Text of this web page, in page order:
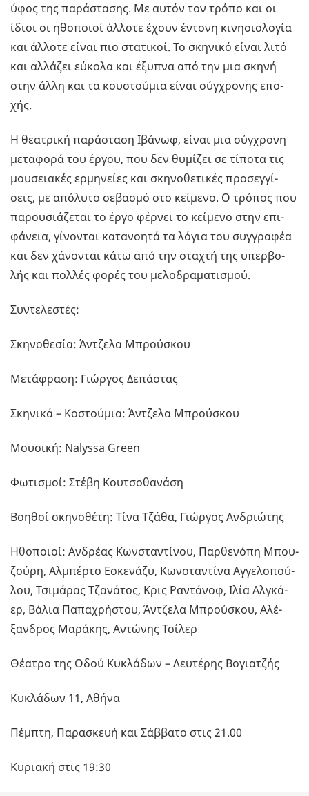
ύφος της πα­ρά­στα­σης. Με αυτόν τον τρόπο και οι
ίδιοι οι ηθο­ποιοί άλ­λο­τε έχουν έντο­νη κι­νη­σιο­λο­γία
και άλ­λο­τε είναι πιο στα­τι­κοί. Το σκη­νι­κό είναι λιτό
και αλ­λά­ζει εύ­κο­λα και έξυ­πνα από την μια σκηνή
στην άλλη και τα κου­στού­μια είναι σύγ­χρο­νης επο­
χής.
Η θε­α­τρι­κή πα­ρά­στα­ση Ιβά­νωφ, είναι μια σύγ­χρο­νη
με­τα­φο­ρά του έργου, που δεν θυ­μί­ζει σε τί­πο­τα τις
μου­σεια­κές ερ­μη­νεί­ες και σκη­νο­θε­τι­κές προ­σεγ­γί­
σεις, με από­λυ­το σε­βα­σμό στο κεί­με­νο. Ο τρό­πος που
πα­ρου­σιά­ζε­ται το έργο φέρ­νει το κεί­με­νο στην επι­
φά­νεια, γί­νο­νται κα­τα­νοη­τά τα λόγια του συγ­γρα­φέα
και δεν χά­νο­νται κάτω από την στα­χτή της υπερ­βο­
λής και πολ­λές φορές του με­λο­δρα­μα­τι­σμού.
Συ­ντε­λε­στές:
Σκη­νο­θε­σία: Άν­τζε­λα Μπρού­σκου
Με­τά­φρα­ση: Γιώρ­γος Δε­πά­στας
Σκη­νι­κά – Κο­στού­μια: Άν­τζε­λα Μπρού­σκου
Μου­σι­κή: Nalyssa Green
Φω­τι­σμοί: Στέβη Κου­τσο­θα­νά­ση
Βοη­θοί σκη­νο­θέ­τη: Τίνα Τζάθα, Γιώρ­γος Αν­δριώ­της
Ηθο­ποιοί: Αν­δρέ­ας Κων­στα­ντί­νου, Παρ­θε­νό­πη Μπου­
ζού­ρη, Αλ­μπέρ­το Εσκε­νά­ζυ, Κων­στα­ντί­να Αγ­γε­λο­πού­
λου, Τσι­μά­ρας Τζα­νά­τος, Κρις Ρα­ντά­νοφ, Ιλία Αλ­γκά­
ερ, Βάλια Πα­πα­χρή­στου, Άν­τζε­λα Μπρού­σκου, Αλέ­
ξαν­δρος Μα­ρά­κης, Αντώ­νης Τσί­λερ
Θέ­α­τρο της Οδού Κυ­κλά­δων – Λευ­τέ­ρης Βο­για­τζής
Κυ­κλά­δων 11, Αθήνα
Πέμ­πτη, Πα­ρα­σκευή και Σάβ­βα­το στις 21.00
Κυ­ρια­κή στις 19:30